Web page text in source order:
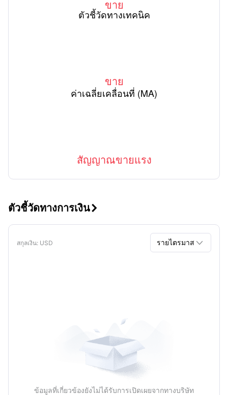
ตัวชี้วัดทางเทคนิค
ขาย
ขาย
ค่าเฉลี่ยเคลื่อนที่ (MA)
สัญญาณขายแรง
ตัวชี้วัดทางการเงิน
สกุลเงิน: USD รายไตรมาส 
ข้อมูลที่เกี่ยวข้องยังไม่ได้รับการเปิดเผยจากทางบริษัท